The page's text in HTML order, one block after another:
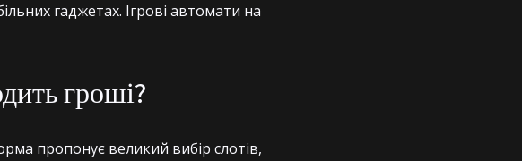
гаджетах. Ігрові автомати на
гроші?
пропонує великий вибір слотів,